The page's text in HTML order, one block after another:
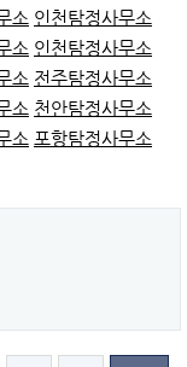
소 인천탐정사무소
소 인천탐정사무소
소 전주탐정사무소
소 천안탐정사무소
소 포항탐정사무소